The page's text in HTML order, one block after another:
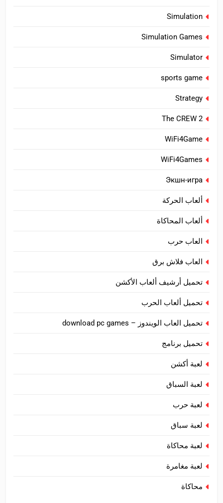
Simulation
Simulation Games
Simulator
sports game
Strategy
The CREW 2
WiFi4Game
WiFi4Games
Экшн-игра
ألعاب الحركة
ألعاب المحاكاة
العاب حرب
العاب فلاش برق
تحميل أرشيف ألعاب الأكشن
تحميل ألعاب الحرب
تحميل العاب الويندوز – download pc games
تحميل برنامج
لعبة أكشن
لعبة السباق
لعبة حرب
لعبة سباق
لعبة محاكاة
لعبة مغامرة
محاكاة